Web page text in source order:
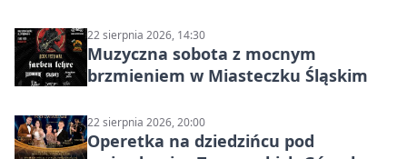
22 sierpnia 2026, 14:30
Muzyczna sobota z mocnym
brzmieniem w Miasteczku Śląskim
22 sierpnia 2026, 20:00
Operetka na dziedzińcu pod